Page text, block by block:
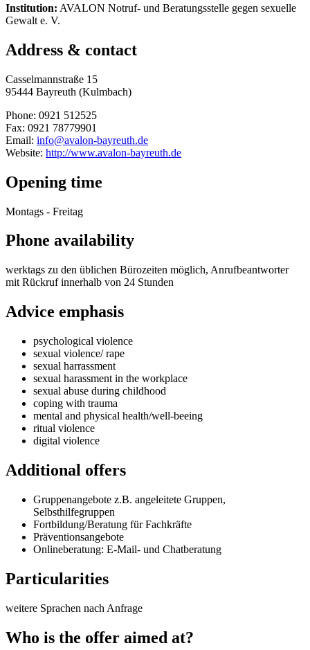
Institution: AVALON Notruf- und Beratungsstelle gegen sexuelle
Gewalt e. V.
Address & contact
Casselmannstraße 15
95444 Bayreuth (Kulmbach)
Phone: 0921 512525
Fax: 0921 78779901
Email: info@avalon-bayreuth.de
Website: http://www.avalon-bayreuth.de
Opening time
Montags - Freitag
Phone availability
werktags zu den üblichen Bürozeiten möglich, Anrufbeantworter
mit Rückruf innerhalb von 24 Stunden
Advice emphasis
psychological violence
sexual violence/ rape
sexual harrassment
sexual harassment in the workplace
sexual abuse during childhood
coping with trauma
mental and physical health/well-beeing
ritual violence
digital violence
Additional offers
Gruppenangebote z.B. angeleitete Gruppen,
Selbsthilfegruppen
Fortbildung/Beratung für Fachkräfte
Präventionsangebote
Onlineberatung: E-Mail- und Chatberatung
Particularities
weitere Sprachen nach Anfrage
Who is the offer aimed at?